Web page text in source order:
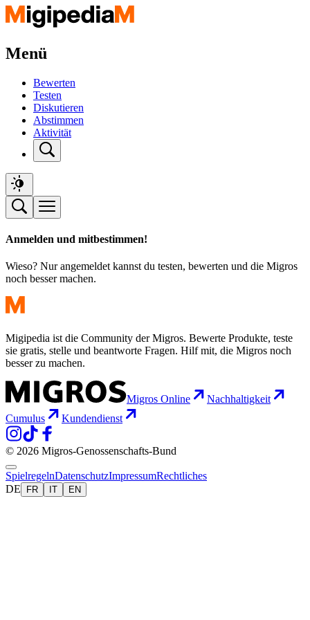
Menü
Bewerten
Testen
Diskutieren
Abstimmen
Aktivität
Anmelden und mitbestimmen!
Wieso? Nur angemeldet kannst du testen, bewerten und die Migros
noch besser machen.
Migipedia ist die Community der Migros. Bewerte Produkte, teste
sie gratis, stelle und beantworte Fragen. Hilf mit, die Migros noch
besser zu machen.
Migros Online
Nachhaltigkeit
Cumulus
Kundendienst
© 2026 Migros-Genossenschafts-Bund
SpielregelnDatenschutzImpressumRechtliches
DE
FR IT EN